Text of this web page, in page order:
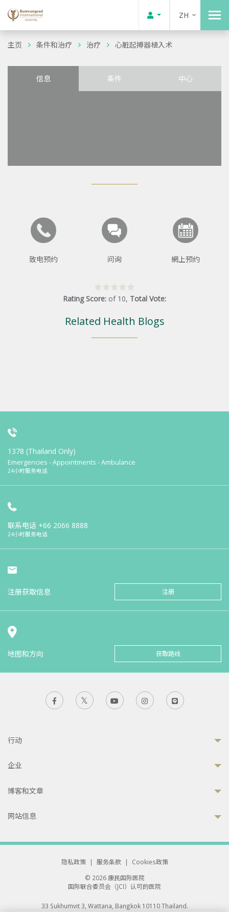
ZH
主页 条件和治疗 治疗 心脏起搏器植入术
信息 条件 中心
致电预约 问询 網上预约
Rating Score: of 10, Total Vote:
Related Health Blogs
1378 (Thailand Only)
Emergencies - Appointments - Ambulance
24小时服务电话
联系电话 +66 2066 8888
24小时服务电话
注册获取信息 注册
地图和方向 获取路线
行动
企业
博客和文章
网站信息
隐私政策 | 服务条款 |
Cookies政策
© 2026 康民国际医院
国际联合委员会（JCI）认可的医院
33 Sukhumvit 3, Wattana, Bangkok 10110 Thailand.
All rights reserved.